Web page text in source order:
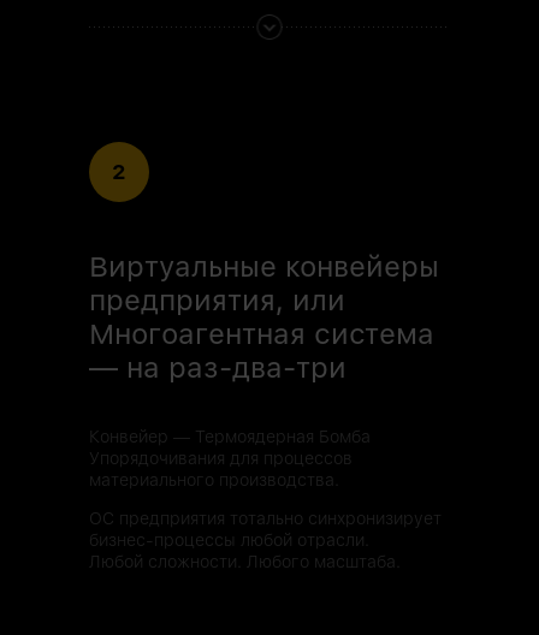
2
Виртуальные конвейеры
предприятия, или
Многоагентная система
— на раз-два-три
Конвейер — Термоядерная Бомба
Упорядочивания для процессов
материального производства.
ОС предприятия тотально синхронизирует
бизнес-процессы любой отрасли.
Любой сложности. Любого масштаба.